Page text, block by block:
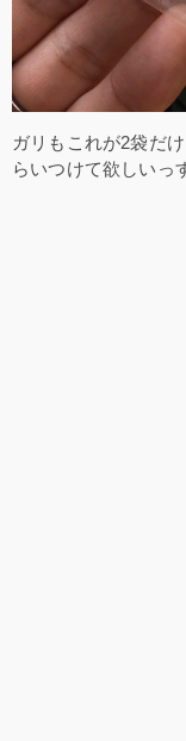
ガリもこれが2袋だ
らいつけて欲しいっ